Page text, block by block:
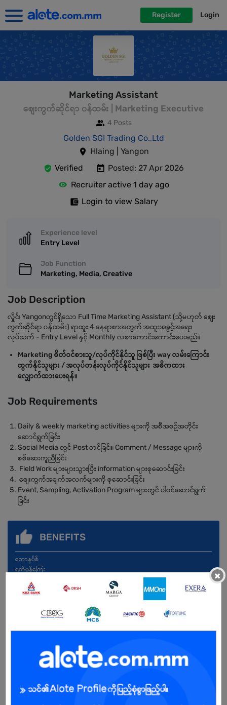
Register Login
Marketing Assistant
စျေးကွက်ဆိုင်ရာ ၀န်ထမ်း | Marketing Executive
4 Posts
Golden SGI Trading Co.,Ltd
Hlaing | Yangon
Verified
Posted: 27 Apr 2026
Recruiter active 1 day ago
Login to view Salary
Experience level
Entry Level
Job Function
Marketing, Media, Creative
Job Description
လှိုင်၊ Yangonတွင်ရှိသော Full Time Marketing Assistant (သို့မဟုတ် စျေး
ကွက်ဆိုင်ရာ ၀န်ထမ်း) ရာထူး 4 နေရာစာအတွက် အထူးအခွင့်အရေး၊
လုပ်သက် - Entry Level နှင့် Monthly လစာကောင်းကောင်းပေးမည်။
Marketing စိတ်ဝင်စားသူ/လုပ်ကိုင်နိုင်သူ ဖြစ်ပြီး way လမ်းကြောင်း
ထွက်နိုင်သူများ / အလုပ်တန်းလုပ်ကိုင်နိုင်သူများ အဓိကထား
လျှောက်ထားပေးရန်။
Job Requirements
Daily & weekly marketing activities များကို အစီအစဉ်အတိုင်း
ဆောင်ရွက်ခြင်း
Social Media တွင် Post တင်ခြင်း၊ Comment / Message များကို
စစ်ဆေးကူညီခြင်း
Field Work များများသွားပြီး information များစုဆောင်းခြင်း
စျေးကွက်အချက်အလက်များကို စုဆောင်းခြင်း
Event, Sampling, Activation Program များတွင် ပါဝင်ဆောင်ရွက်
ခြင်း
BENEFITS
ဘောနပ်စ်
ရက်မှန်ကြေး
×